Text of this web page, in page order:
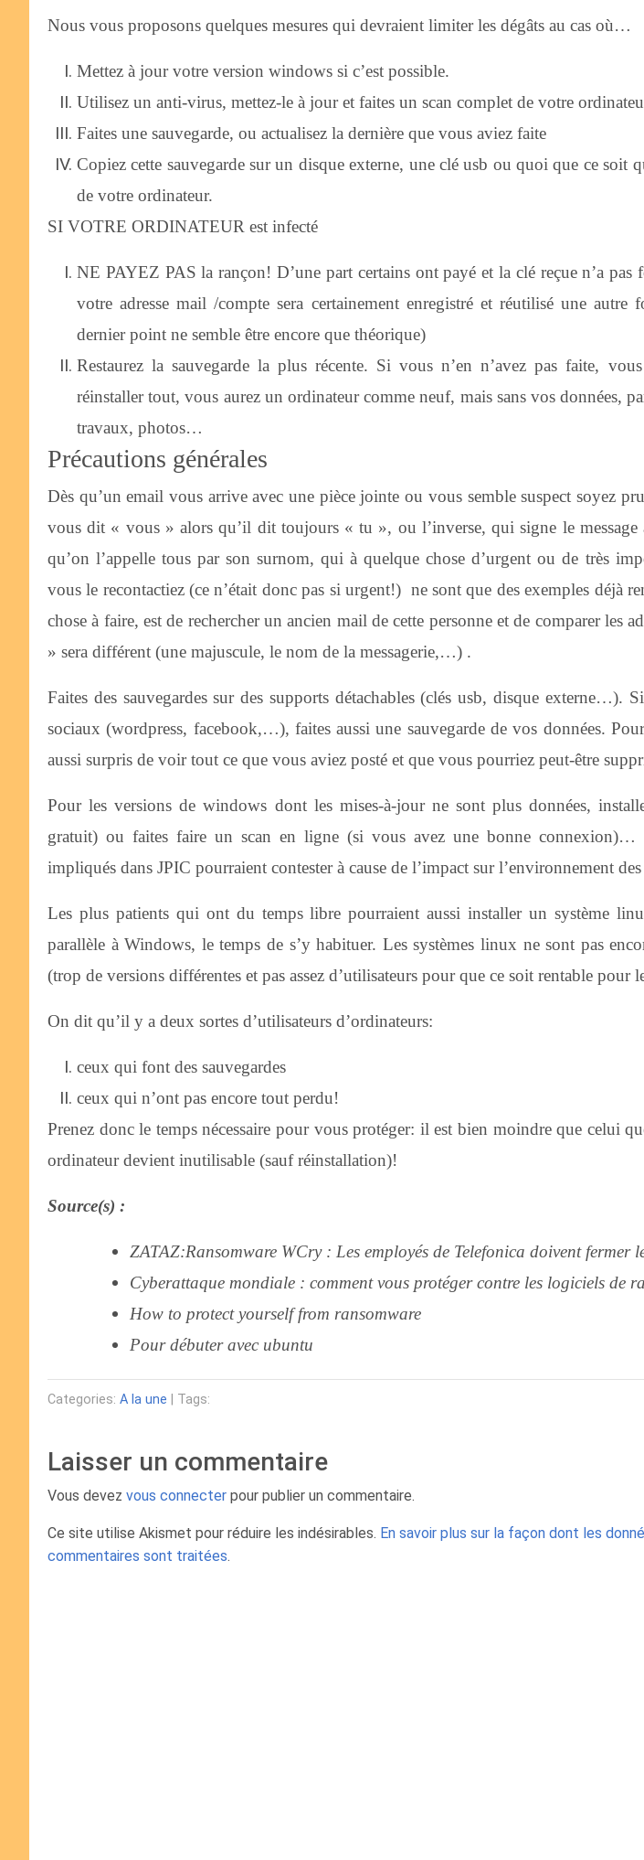
Nous vous proposons quelques mesures qui devraient limiter les dégâts au cas où…
Mettez à jour votre version windows si c’est possible.
Utilisez un anti-virus, mettez-le à jour et faites un scan complet de votre
Faites une sauvegarde, ou actualisez la dernière que vous aviez faite
Copiez cette sauvegarde sur un disque externe, une clé usb ou quoi que ce soit
de votre ordinateur.
SI VOTRE ORDINATEUR est infecté
NE PAYEZ PAS la rançon! D’une part certains ont payé et la clé reçue n’a pas
votre adresse mail /compte sera certainement enregistré et réutilisé une autre
dernier point ne semble être encore que théorique)
Restaurez la sauvegarde la plus récente. Si vous n’en n’avez pas faite,
réinstaller tout, vous aurez un ordinateur comme neuf, mais sans vos données,
travaux, photos…
Précautions générales
Dès qu’un email vous arrive avec une pièce jointe ou vous semble suspect soyez
vous dit « vous » alors qu’il dit toujours « tu », ou l’inverse, qui signe le message
qu’on l’appelle tous par son surnom, qui à quelque chose d’urgent ou de très
vous le recontactiez (ce n’était donc pas si urgent!) ne sont que des exemples déjà
chose à faire, est de rechercher un ancien mail de cette personne et de comparer les
» sera différent (une majuscule, le nom de la messagerie,…) .
Faites des sauvegardes sur des supports détachables (clés usb, disque externe…).
sociaux (wordpress, facebook,…), faites aussi une sauvegarde de vos données.
aussi surpris de voir tout ce que vous aviez posté et que vous pourriez peut-être
Pour les versions de windows dont les mises-à-jour ne sont plus données,
gratuit) ou faites faire un scan en ligne (si vous avez une bonne connexion)…
impliqués dans JPIC pourraient contester à cause de l’impact sur l’environnement
Les plus patients qui ont du temps libre pourraient aussi installer un système
parallèle à Windows, le temps de s’y habituer. Les systèmes linux ne sont pas
(trop de versions différentes et pas assez d’utilisateurs pour que ce soit rentable pour
On dit qu’il y a deux sortes d’utilisateurs d’ordinateurs:
ceux qui font des sauvegardes
ceux qui n’ont pas encore tout perdu!
Prenez donc le temps nécessaire pour vous protéger: il est bien moindre que celui
ordinateur devient inutilisable (sauf réinstallation)!
Source(s) :
ZATAZ:Ransomware WCry : Les employés de Telefonica doivent fermer
Cyberattaque mondiale : comment vous protéger contre les logiciels de
How to protect yourself from ransomware
Pour débuter avec ubuntu
Categories: A la une | Tags:
Laisser un commentaire
Vous devez vous connecter pour publier un commentaire.
Ce site utilise Akismet pour réduire les indésirables. En savoir plus sur la façon dont les
commentaires sont traitées.